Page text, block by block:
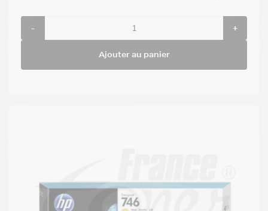
- +
Ajouter au panier